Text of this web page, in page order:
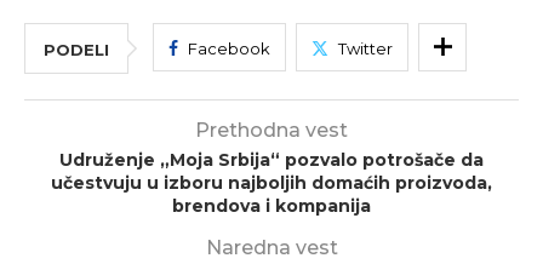
PODELI Facebook Twitter
Prethodna vest
Udruženje „Moja Srbija“ pozvalo potrošače da
učestvuju u izboru najboljih domaćih proizvoda,
brendova i kompanija
Naredna vest